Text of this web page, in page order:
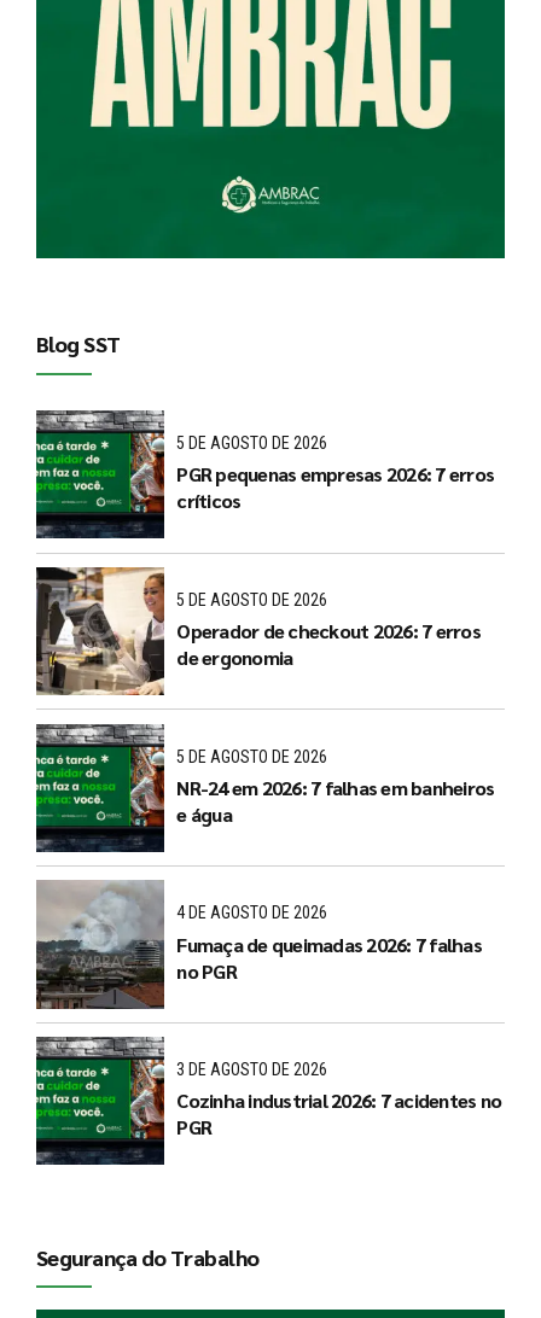
Blog SST
5 DE AGOSTO DE 2026
PGR pequenas empresas 2026: 7 erros
críticos
5 DE AGOSTO DE 2026
Operador de checkout 2026: 7 erros
de ergonomia
5 DE AGOSTO DE 2026
NR-24 em 2026: 7 falhas em banheiros
e água
4 DE AGOSTO DE 2026
Fumaça de queimadas 2026: 7 falhas
no PGR
3 DE AGOSTO DE 2026
Cozinha industrial 2026: 7 acidentes no
PGR
Segurança do Trabalho